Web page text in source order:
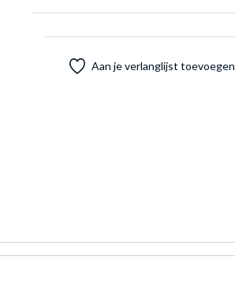
Aan je verlanglijst toevoegen